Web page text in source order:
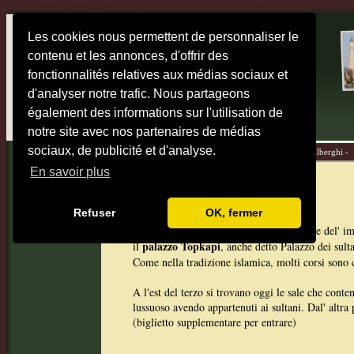
Les cookies nous permettent de personnaliser le
contenu et les annonces, d'offrir des
fonctionnalités relatives aux médias sociaux et
d'analyser notre trafic. Nous partageons
également des informations sur l'utilisation de
notre site avec nos partenaires de médias
sociaux, de publicité et d'analyse.
En savoir plus
Refuser OK, fermer
Home - Mappe - Destinazioni - Alberghi -
Istanbul fu durante molti secoli la capitale del'
ilpalazzo Topkapi, anche detto Palazzo dei
Come nella tradizione islamica, molti corsi
A l'est del terzo si trovano oggi le sale che
lussuoso avendo appartenuti ai sultani. Dal'
(biglietto supplementare per entrare)